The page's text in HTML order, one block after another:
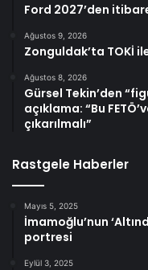
Ford 2027’den
Ağustos 9, 2026
Zonguldak’ta TOKİ
Ağustos 8, 2026
Gürsel Tekin’den
açıklama: “Bu
çıkarılmalı”
Rastgele Haberler
Mayıs 5, 2025
İmamoğlu’nun
portresi
Eylül 3, 2025